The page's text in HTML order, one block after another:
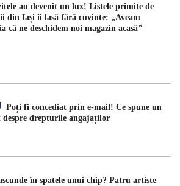
au devenit un lux! Listele primite de
din Iași îi lasă fără cuvinte: „Aveam
că ne deschidem noi magazin acasă”
Poți fi concediat prin e-mail! Ce spune un
despre drepturile angajaților
în spatele unui chip? Patru artiste